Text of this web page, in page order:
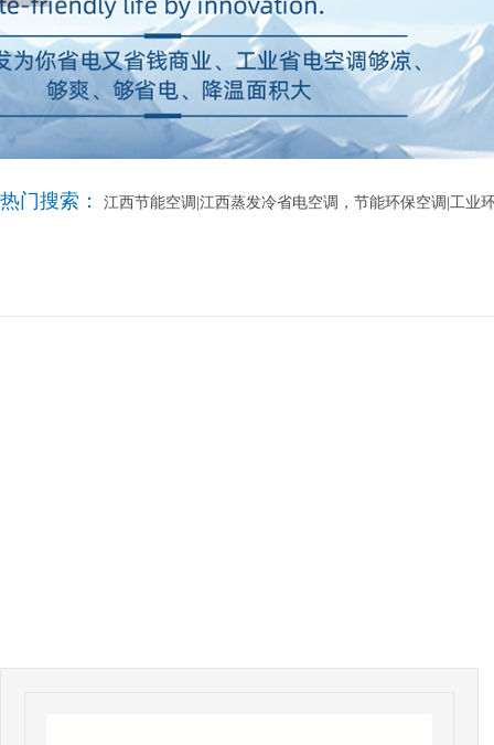
热门搜索： 江西节能空调|江西蒸发冷省电空调，节能环保空调|工业